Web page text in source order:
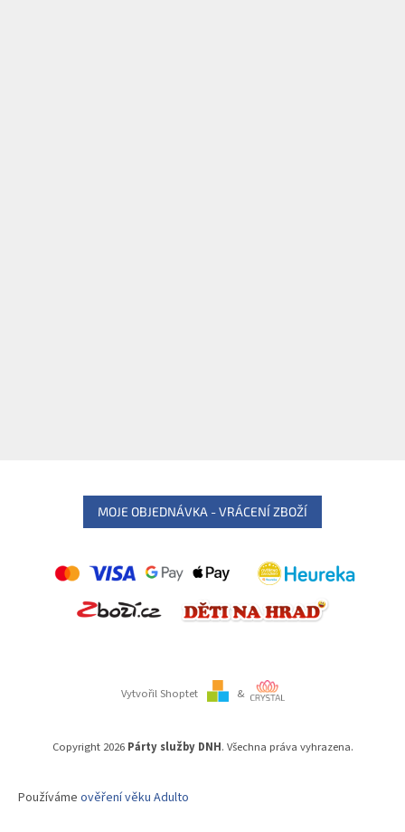
MOJE OBJEDNÁVKA - VRÁCENÍ ZBOŽÍ
Vytvořil Shoptet &
Copyright 2026 Párty služby DNH. Všechna práva vyhrazena.
Používáme ověření věku Adulto